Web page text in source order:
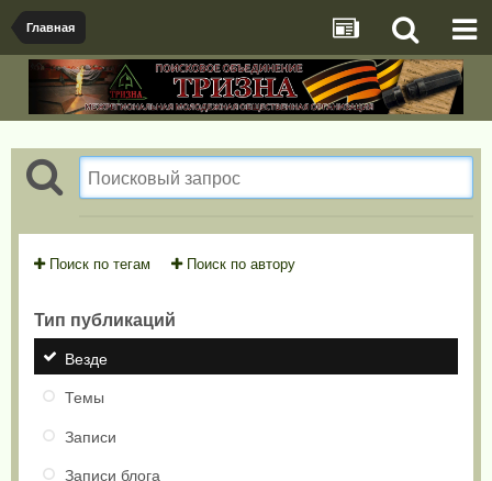
Главная
Поиск по тегам Поиск по автору
Тип публикаций
Везде
Темы
Записи
Записи блога